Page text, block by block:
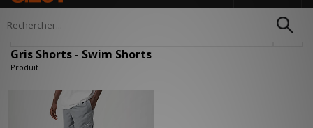
Gris Shorts - Swim Shorts
Produit